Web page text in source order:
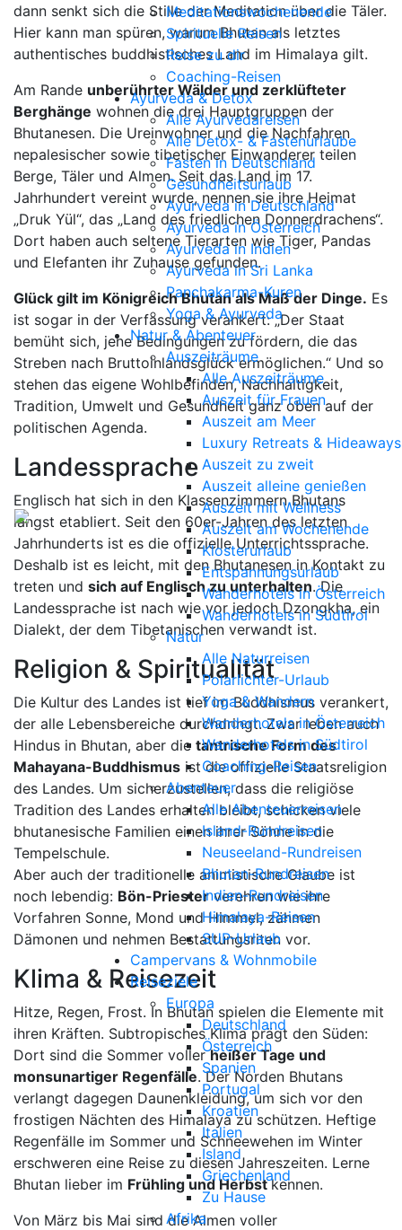
Meditationswochenende
Spirituelle Reisen
Reise zu dir
Coaching-Reisen
Ayurveda & Detox
Alle Ayurvedareisen
Alle Detox- & Fastenurlaube
Fasten in Deutschland
Gesundheitsurlaub
Ayurveda in Deutschland
Ayurveda in Österreich
Ayurveda in Indien
Ayurveda in Sri Lanka
Panchakarma-Kuren
Yoga & Ayurveda
Natur & Abenteuer
Auszeiträume
Alle Auszeiträume
Auszeit für Frauen
Auszeit am Meer
Luxury Retreats & Hideaways
Auszeit zu zweit
Auszeit alleine genießen
Auszeit mit Wellness
Auszeit am Wochenende
Klosterurlaub
Entspannungsurlaub
Wanderhotels in Österreich
Wanderhotels in Südtirol
Natur
Alle Naturreisen
Polarlichter-Urlaub
Yoga & Wandern
Wanderhotels in Österreich
Wanderhotels in Südtirol
Coaching-Reisen
Abenteuer
Alle Abenteuerreisen
Island-Rundreisen
Neuseeland-Rundreisen
Bhutan-Rundreisen
Indien-Rundreisen
Himalaya-Reisen
SUP-Urlaub
Campervans & Wohnmobile
Reiseziele
Europa
Deutschland
Österreich
Spanien
Portugal
Kroatien
Italien
Island
Griechenland
Zu Hause
Afrika
dann senkt sich die Stille der Meditation über die Täler.
Hier kann man spüren, warum Bhutan als letztes
authentisches buddhistisches Land im Himalaya gilt.
Am Rande unberührter Wälder und zerklüfteter
Berghänge wohnen die drei Hauptgruppen der
Bhutanesen. Die Ureinwohner und die Nachfahren
nepalesischer sowie tibetischer Einwanderer teilen
Berge, Täler und Almen. Seit das Land im 17.
Jahrhundert vereint wurde, nennen sie ihre Heimat
„Druk Yül“, das „Land des friedlichen Donnerdrachens“.
Dort haben auch seltene Tierarten wie Tiger, Pandas
und Elefanten ihr Zuhause gefunden.
Glück gilt im Königreich Bhutan als Maß der Dinge. Es
ist sogar in der Verfassung verankert: „Der Staat
bemüht sich, jene Bedingungen zu fördern, die das
Streben nach Bruttoinlandsglück ermöglichen.“ Und so
stehen das eigene Wohlbefinden, Nachhaltigkeit,
Tradition, Umwelt und Gesundheit ganz oben auf der
politischen Agenda.
Landessprache
Englisch hat sich in den Klassenzimmern Bhutans
längst etabliert. Seit den 60er-Jahren des letzten
Jahrhunderts ist es die offizielle Unterrichtssprache.
Deshalb ist es leicht, mit den Bhutanesen in Kontakt zu
treten und sich auf Englisch zu unterhalten. Die
Landessprache ist nach wie vor jedoch Dzongkha, ein
Dialekt, der dem Tibetanischen verwandt ist.
Religion & Spiritualität
Die Kultur des Landes ist tief im Buddhismus verankert,
der alle Lebensbereiche durchdringt. Zwar leben auch
Hindus in Bhutan, aber die tantrische Form des
Mahayana-Buddhismus ist die offizielle Staatsreligion
des Landes. Um sicherzustellen, dass die religiöse
Tradition des Landes erhalten bleibt, schicken viele
bhutanesische Familien einen ihrer Söhne in die
Tempelschule.
Aber auch der traditionelle animistische Glaube ist
noch lebendig: Bön-Priesterverehren wie ihre
Vorfahren Sonne, Mond und Himmel, zähmen
Dämonen und nehmen Bestattungsriten vor.
Klima & Reisezeit
Hitze, Regen, Frost. In Bhutan spielen die Elemente mit
ihren Kräften. Subtropisches Klima prägt den Süden:
Dort sind die Sommer vollerheißer Tage und
monsunartiger Regenfälle. Der Norden Bhutans
verlangt dagegen Daunenkleidung, um sich vor den
frostigen Nächten des Himalaya zu schützen. Heftige
Regenfälle im Sommer und Schneewehen im Winter
erschweren eine Reise zu diesen Jahreszeiten. Lerne
Bhutan lieber im Frühling und Herbstkennen.
Von März bis Mai sind die Almen voller